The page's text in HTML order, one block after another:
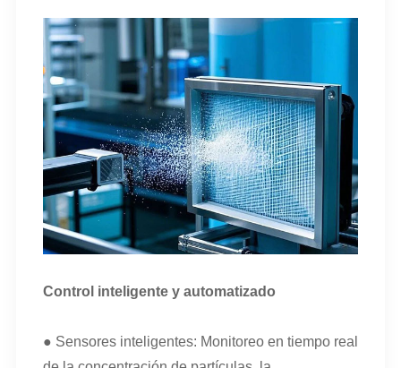
Control inteligente y automatizado
● Sensores inteligentes: Monitoreo en tiempo real